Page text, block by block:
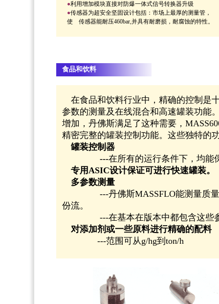
●利用增加模块直接对防爆一体式信号转换器升级
●传感器为超安全坚固设计包括：市场上最厚的测量管，
使 传感器能耐压460bar,并具有耐磨损，耐腐蚀的特性。
食品和饮料
在食品和饮料行业中，精确的控制是
参数的测量及在线混合和高速罐装功能
增加，丹佛斯满足了这种需要，
精密完整的罐装控制功能。这些独特的
罐装控制器
---在所有的运行条件下，均能
专用ASIC设计保证可进行快速罐装。
多参数测量
---丹佛斯MASSFLO能测量质量
份流。
---在基本在版本中都包含这些参
对添加剂或一些原料进行精确的配料
---范围可从g/hg到ton/h